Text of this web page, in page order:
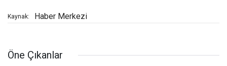
Kaynak: Haber Merkezi
Öne Çıkanlar